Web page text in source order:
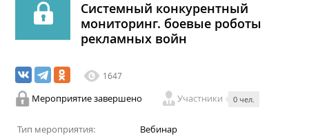
Системный конкурентный
мониторинг. боевые роботы
рекламных войн
1647
Мероприятие завершено Участники 0 чел.
Тип мероприятия:
Вебинар